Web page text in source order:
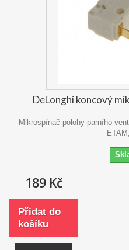
DeLonghi koncový
Mikrospínač polohy parního
189 Kč
Přidat do
košíku